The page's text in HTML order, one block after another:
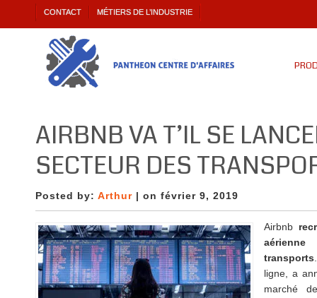
CONTACT MÉTIERS DE L’INDUSTRIE
AIRBNB VA T’IL SE
SECTEUR DES
Posted by: Arthur | on février 9, 2019
Airbnb
transports
ligne, a
marché